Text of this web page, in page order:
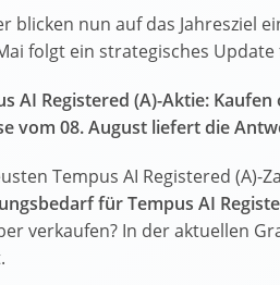
blicken nun auf das Jahresziel
folgt ein strategisches
AI Registered (A)-Aktie:
vom 08. August liefert die
Tempus AI Registered (A)-
für Tempus AI
verkaufen? In der aktuellen